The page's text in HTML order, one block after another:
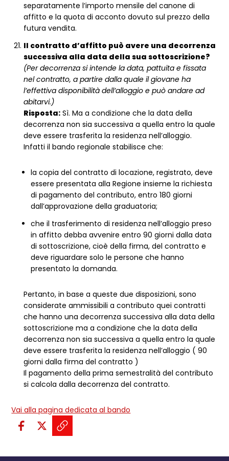
separatamente l’importo mensile del canone di
affitto e la quota di acconto dovuto sul prezzo della
futura vendita.
Il contratto d’affitto può avere una decorrenza
successiva alla data della sua sottoscrizione?
(Per decorrenza si intende la data, pattuita e fissata
nel contratto, a partire dalla quale il giovane ha
l’effettiva disponibilità dell’alloggio e può andare ad
abitarvi.)
Risposta: Sì. Ma a condizione che la data della
decorrenza non sia successiva a quella entro la quale
deve essere trasferita la residenza nell’alloggio.
Infatti il bando regionale stabilisce che:
la copia del contratto di locazione, registrato, deve
essere presentata alla Regione insieme la richiesta
di pagamento del contributo, entro 180 giorni
dall’approvazione della graduatoria;
che il trasferimento di residenza nell’alloggio preso
in affitto debba avvenire entro 90 giorni dalla data
di sottoscrizione, cioè della firma, del contratto e
deve riguardare solo le persone che hanno
presentato la domanda.
Pertanto, in base a queste due disposizioni, sono
considerate ammissibili a contributo quei contratti
che hanno una decorrenza successiva alla data della
sottoscrizione ma a condizione che la data della
decorrenza non sia successiva a quella entro la quale
deve essere trasferita la residenza nell’alloggio ( 90
giorni dalla firma del contratto )
Il pagamento della prima semestralità del contributo
si calcola dalla decorrenza del contratto.
Vai alla pagina dedicata al bando
Condividi sui social:
Condividi su Facebook - apre
Condividi su X - apre una
Copia il link e condividi -